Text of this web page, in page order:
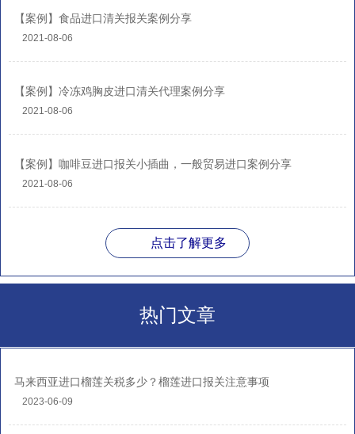
【案例】食品进口清关报关案例分享
2021-08-06
【案例】冷冻鸡胸皮进口清关代理案例分享
2021-08-06
【案例】咖啡豆进口报关小插曲，一般贸易进口案例分享
2021-08-06
点击了解更多
热门文章
马来西亚进口榴莲关税多少？榴莲进口报关注意事项
2023-06-09